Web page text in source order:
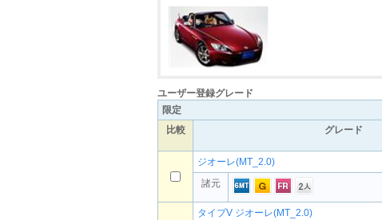
ユーザー登録グレード
限定
比較
グレード
ジオーレ(MT_2.0)
諸元
タイプV ジオーレ(MT_2.0)